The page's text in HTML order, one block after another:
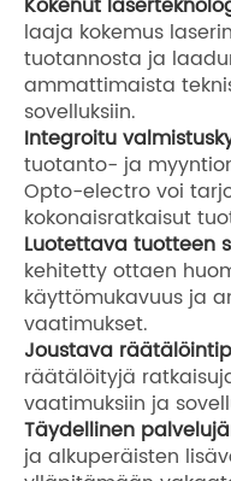
Kokenut
laaja kokemus
tuotannosta ja
ammattimaista
sovelluksiin.
Integroitu
tuotanto- ja
Opto-electro voi
kokonaisratkaisut
Luotettava tuotteen
kehitetty ottaen
käyttömukavuus ja
vaatimukset.
Joustava
räätälöityjä
vaatimuksiin ja
Täydellinen
ja alkuperäisten